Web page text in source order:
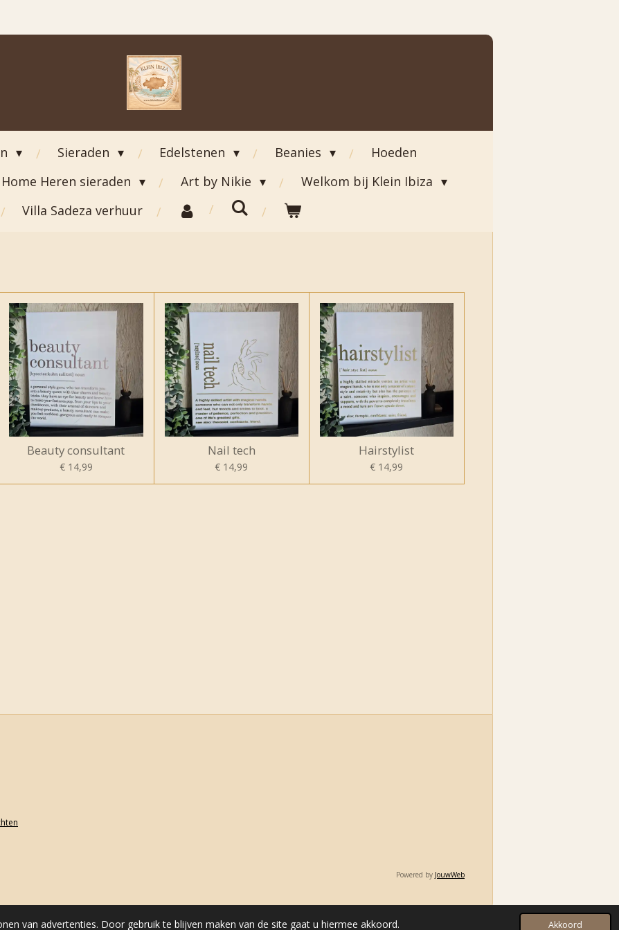
van advertenties. Door gebruik te blijven maken van de site gaat u hiermee akkoord. Akkoord
Sieraden Edelstenen Beanies
Hoeden
Home Heren sieraden Art by Nikie
Welkom bij Klein Ibiza
Villa Sadeza verhuur
Beauty consultant
€ 14,99
Nail tech
€ 14,99
Hairstylist
€ 14,99
Powered by JouwWeb